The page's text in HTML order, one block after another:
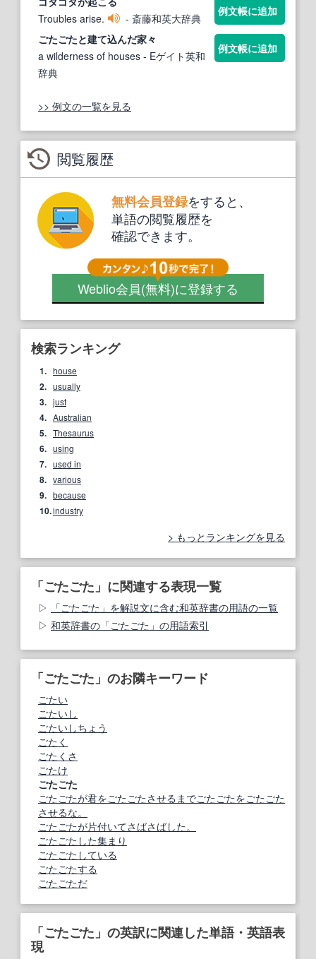
Troubles arise.
- 斎藤和英大辞典
例文帳に追加
ごたごたと建て込んだ家々
a wilderness of houses - Eゲイト英和
辞典
例文帳に追加
>> 例文の一覧を見る
閲覧履歴
無料会員登録をすると、
単語の閲覧履歴を
確認できます。
Weblio会員(無料)に登録する
検索ランキング
1. house
2. usually
3. just
4. Australian
5. Thesaurus
6. using
7. used in
8. various
9. because
10.industry
もっとランキングを見る
「ごたごた」に関連する表現一覧
「ごたごた」を解説文に含む和英辞書の用語の一覧
和英辞書の「ごたごた」の用語索引
「ごたごた」のお隣キーワード
ごたい
ごたいし
ごたいしちょう
ごたく
ごたくさ
ごたけ
ごたごた
ごたごたが君をごたごたさせるまでごたごたをごたごた
させるな。
ごたごたが片付いてさばさばした。
ごたごたした集まり
ごたごたしている
ごたごたする
ごたごただ
「ごたごた」の英訳に関連した単語・英語表
現